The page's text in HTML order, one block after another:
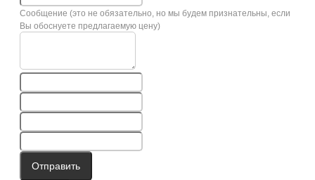
Сообщение (это не обязательно, но мы будем признательны, если
Вы обоснуете предлагаемую цену)
Отправить